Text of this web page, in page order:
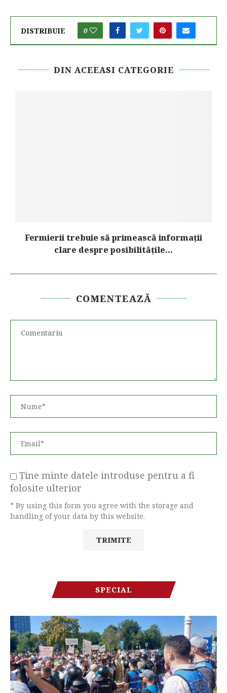
DISTRIBUIE 0
DIN ACEEASI CATEGORIE
Fermierii trebuie să primească informații
clare despre posibilitățile...
COMENTEAZĂ
Ține minte datele introduse pentru a fi
folosite ulterior
* By using this form you agree with the storage and
handling of your data by this website.
SPECIAL